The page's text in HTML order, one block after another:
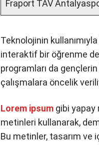
Fraport TAV
Teknolojinin
eğitimi ve girişimcilik
geliştirmeye yönelik